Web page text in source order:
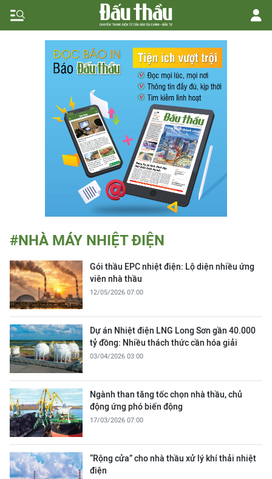
#NHÀ MÁY NHIỆT ĐIỆN
Gói thầu EPC nhiệt điện: Lộ diện nhiều ứng
viên nhà thầu
12/05/2026 07:00
Dự án Nhiệt điện LNG Long Sơn gần 40.000
tỷ đồng: Nhiều thách thức cần hóa giải
03/04/2026 03:00
Ngành than tăng tốc chọn nhà thầu, chủ
động ứng phó biến động
17/03/2026 07:00
“Rộng cửa” cho nhà thầu xử lý khí thải nhiệt
điện